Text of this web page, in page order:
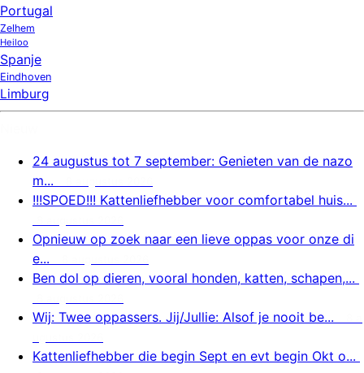
Portugal
Zelhem
Heiloo
Spanje
Eindhoven
Limburg
24 augustus tot 7 september: Genieten van de nazo
m...
!!!SPOED!!! Kattenliefhebber voor comfortabel huis...
Opnieuw op zoek naar een lieve oppas voor onze di
e...
Ben dol op dieren, vooral honden, katten, schapen,...
Wij: Twee oppassers. Jij/Jullie: Alsof je nooit be...
Kattenliefhebber die begin Sept en evt begin Okt o...